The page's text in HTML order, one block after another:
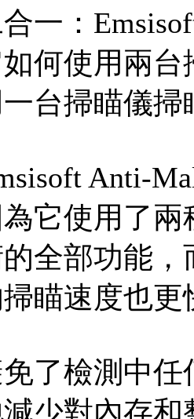
一：
何使用兩
一台掃瞄儀掃
Anti-
為它使用了
全部功能
瞄速度也更
了檢測中
少對內存